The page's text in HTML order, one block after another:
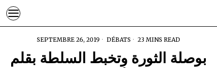
SEPTEMBRE 26, 2019 DÉBATS 23 MINS READ
بوصلة الثورة وتخبط السلطة بقلم